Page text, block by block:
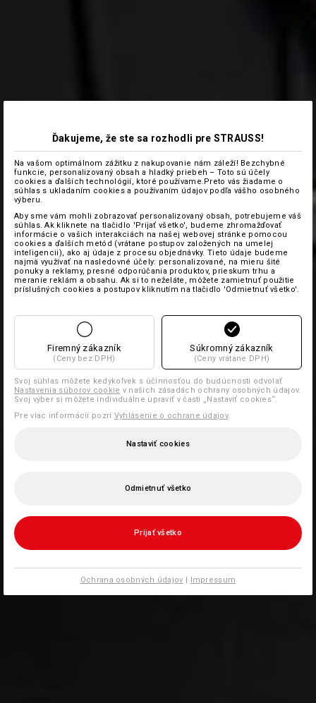
Ďakujeme, že ste sa rozhodli pre STRAUSS!
Na vašom optimálnom zážitku z nakupovanie nám záleží! Bezchybné
funkcie, personalizovaný obsah a hladký priebeh – Toto sú účely
cookies a ďalších technológií, ktoré používame.Preto vás žiadame o
súhlas s ukladaním cookies a používaním údajov podľa vášho osobného
výberu.
Aby sme vám mohli zobrazovať personalizovaný obsah, potrebujeme váš
súhlas. Ak kliknete na tlačidlo 'Prijať všetko', budeme zhromažďovať
informácie o vašich interakciách na našej webovej stránke pomocou
cookies a ďalších metód (vrátane postupov založených na umelej
inteligencii), ako aj údaje z procesu objednávky. Tieto údaje budeme
najmä využívať na nasledovné účely: personalizované, na mieru šité
ponuky a reklamy, presné odporúčania produktov, prieskum trhu a
meranie reklám a obsahu. Ak si to neželáte, môžete zamietnuť použitie
príslušných cookies a postupov kliknutím na tlačidlo 'Odmietnuť všetko'.
Firemný zákazník
(Ceny bez DPH)
Súkromný zákazník
(Ceny vrátane DPH)
Svoj súhlas môžete kedykoľvek s účinnosťou do budúcnosti odvolať
Nastavenia súborov cookie v našich zásadách ochrany osobných údajov.
Svoj výber si môžete individuálne upraviť v časti „Nastaviť cookies“.
Pre viac informácií pozri Vyhlásenie o ochrane údajov.
Nastaviť cookies
Odmietnuť všetko
Prijať všetko
Ochrana osobných údajov | Impressum